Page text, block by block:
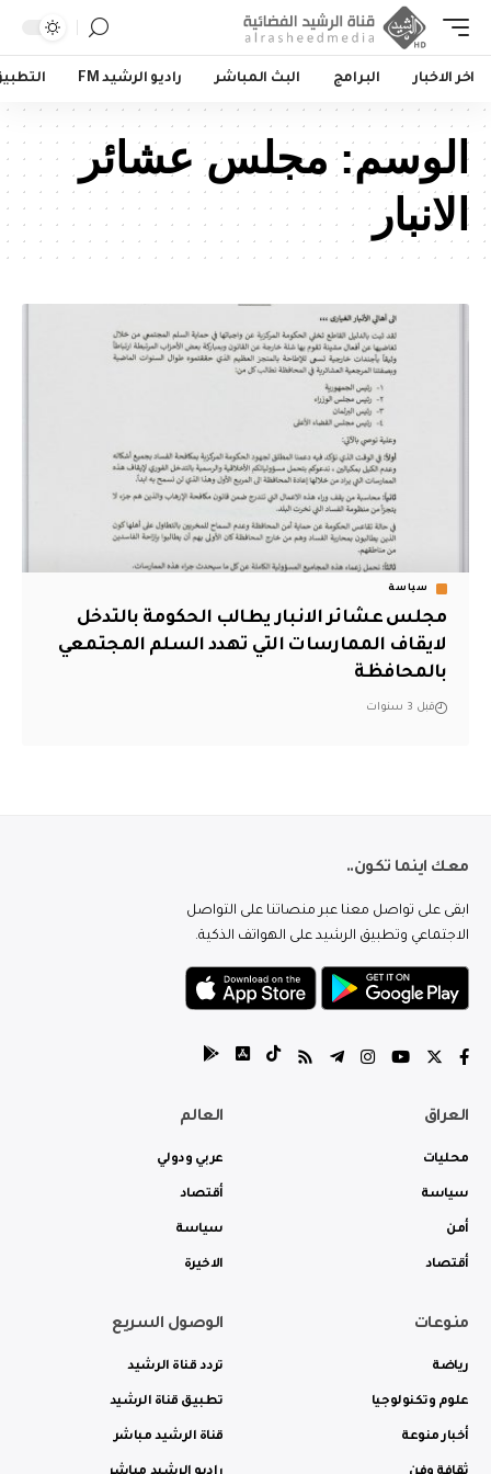
اخر الاخبار البرامج البث المباشر راديو الرشيد FM
الوسم:مجلس عشائر
الانبار
سياسة
مجلس عشائر الانبار يطالب الحكومة بالتدخل
لايقاف الممارسات التي تهدد السلم المجتمعي
بالمحافظة
قبل 3 سنوات
معك اينما تكون..
ابقى على تواصل معنا عبر منصاتنا على التواصل
الاجتماعي وتطبيق الرشيد على الهواتف الذكية.
العراق
محليات
سياسة
أمن
أقتصاد
العالم
عربي ودولي
أقتصاد
سياسة
الاخيرة
منوعات
رياضة
علوم وتكنولوجيا
أخبار منوعة
الوصول السريع
تردد قناة الرشيد
تطبيق قناة الرشيد
قناة الرشيد مباشر